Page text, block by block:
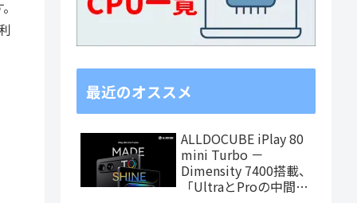
最近のオススメ
ALLDOCUBE iPlay 80
mini Turbo －
Dimensity 7400搭載、
「UltraとProの中間ス